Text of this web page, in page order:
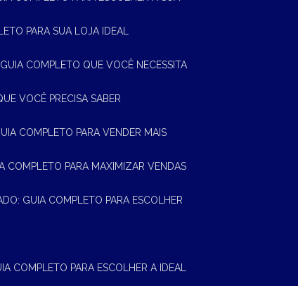
PARA SUA LOJA IDEAL
COMPLETO QUE VOCÊ NECESSITA
VOCÊ PRECISA SABER
COMPLETO PARA VENDER MAIS
COMPLETO PARA MAXIMIZAR VENDAS
GUIA COMPLETO PARA ESCOLHER
COMPLETO PARA ESCOLHER A IDEAL